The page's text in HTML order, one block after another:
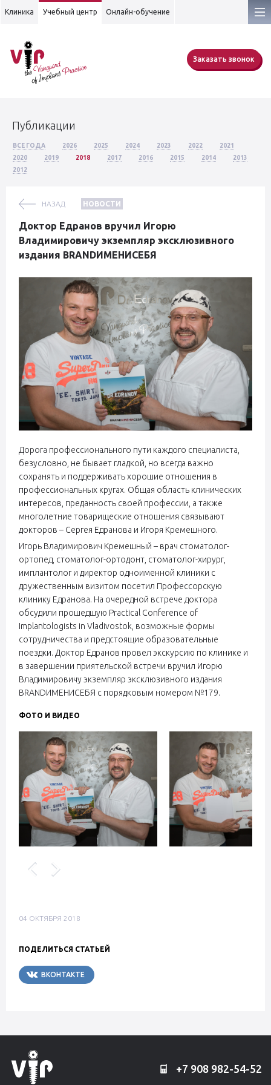
Клиника Учебный центр Онлайн-обучение
Заказать звонок
Публикации
ВСЕ ГОДА 2026 2025 2024 2023 2022
2021
2020
2019 2018 2017 2016 2015 2014
2013
2012
НАЗАД НОВОСТИ
Доктор Едранов вручил Игорю
Владимировичу экземпляр эксклюзивного
издания BRANDИМЕНИСЕБЯ
Дорога профессионального пути каждого специалиста,
безусловно, не бывает гладкой, но всегда важно
сохранять и поддерживать хорошие отношения в
профессиональных кругах. Общая область клинических
интересов, преданность своей профессии, а также
многолетние товарищеские отношения связывают
докторов – Сергея Едранова и Игоря Кремешного.
Игорь Владимирович Кремешный – врач стоматолог-
ортопед, стоматолог-ортодонт, стоматолог-хирург,
имплантолог и директор одноименной клиники с
дружественным визитом посетил Профессорскую
клинику Едранова. На очередной встрече доктора
обсудили прошедшую Practical Conference of
Implantologists in Vladivostok, возможные формы
сотрудничества и предстоящие образовательные
поездки. Доктор Едранов провел экскурсию по клинике и
в завершении приятельской встречи вручил Игорю
Владимировичу экземпляр эксклюзивного издания
BRANDИМЕНИСЕБЯ с порядковым номером №179.
ФОТО И ВИДЕО
04 ОКТЯБРЯ 2018
ПОДЕЛИТЬСЯ СТАТЬЕЙ
ВКОНТАКТЕ
+7 908 982-54-52